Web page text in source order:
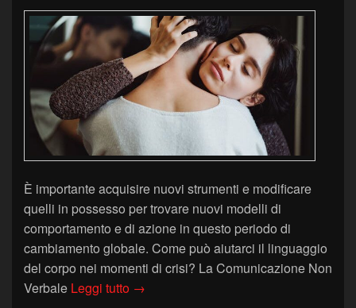
È importante acquisire nuovi strumenti e modificare
quelli in possesso per trovare nuovi modelli di
comportamento e di azione in questo periodo di
cambiamento globale. Come può aiutarci il linguaggio
del corpo nei momenti di crisi? La Comunicazione Non
Verbale Leggi tutto Linguaggio del Corpo e posture di
→